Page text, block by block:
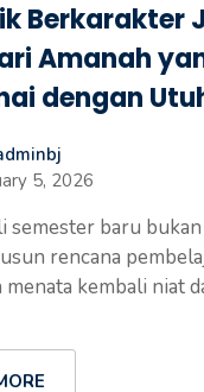
Berkarakter
Amanah
dengan
5, 2026
semester baru
rencana
kembali niat